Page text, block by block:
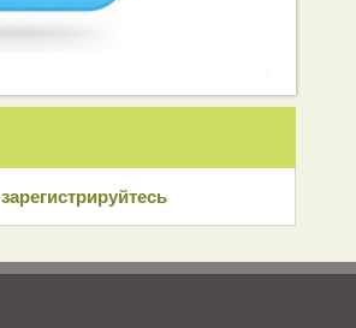
зарeгиcтрирyйтeсь